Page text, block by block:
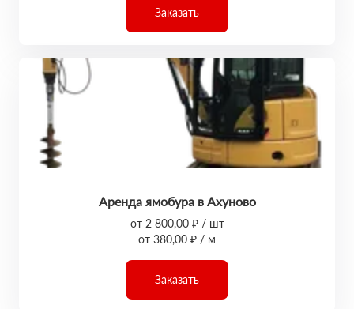
Заказать
Аренда ямобура в Ахуново
от 2 800,00 ₽ / шт
от 380,00 ₽ / м
Заказать